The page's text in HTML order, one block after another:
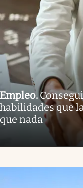
Empleo.
habilidades que
que nada